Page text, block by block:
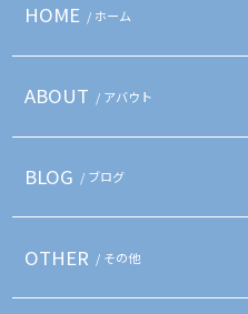
HOME / ホーム
ABOUT / アバウト
BLOG / ブログ
OTHER / その他